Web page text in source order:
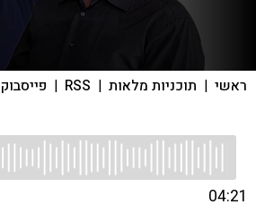
ראשי | תוכניות מלאות |
RSS
| פייסבוק
04:21